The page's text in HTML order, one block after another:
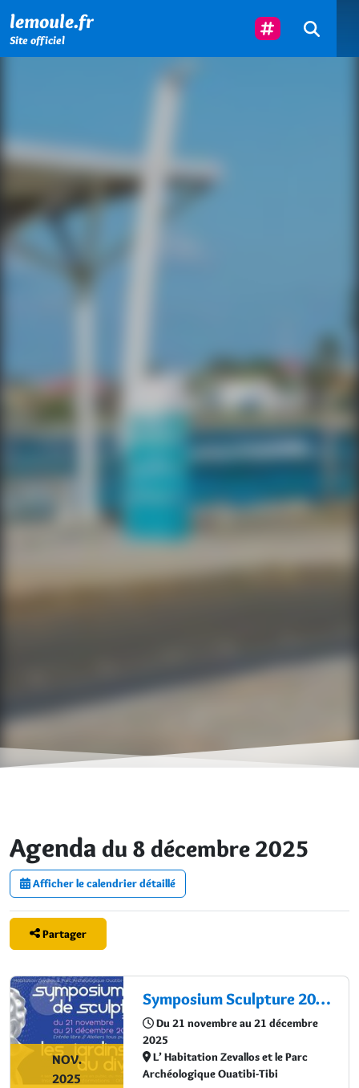
lemoule.fr
Site officiel
Suivez-Nous
Agenda du 8 décembre 2025
Afficher le calendrier détaillé
Partager
NOV.
2025
Symposium Sculpture 2025 : Un mois de création au cœur du patrimoine
Du 21 novembre au 21 décembre
2025
L’ Habitation Zevallos et le Parc
Archéologique Ouatibi-Tibi